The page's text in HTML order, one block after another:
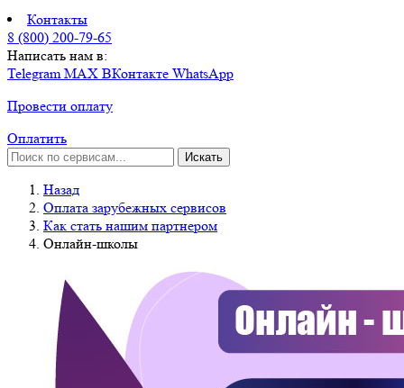
Контакты
8 (800) 200-79-65
Написать нам в:
TelegramMAX ВКонтакте WhatsApp
Провести оплату
Оплатить
Искать
Назад
Оплата зарубежных сервисов
Как стать нашим партнером
Онлайн-школы